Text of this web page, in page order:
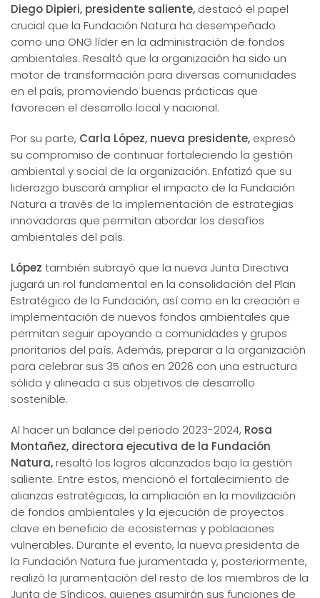
Diego Dipieri, presidente saliente, destacó el papel
crucial que la Fundación Natura ha desempeñado
como una ONG líder en la administración de fondos
ambientales. Resaltó que la organización ha sido un
motor de transformación para diversas comunidades
en el país, promoviendo buenas prácticas que
favorecen el desarrollo local y nacional.
Por su parte, Carla López, nueva presidente, expresó
su compromiso de continuar fortaleciendo la gestión
ambiental y social de la organización. Enfatizó que su
liderazgo buscará ampliar el impacto de la Fundación
Natura a través de la implementación de estrategias
innovadoras que permitan abordar los desafíos
ambientales del país.
López también subrayó que la nueva Junta Directiva
jugará un rol fundamental en la consolidación del Plan
Estratégico de la Fundación, así como en la creación e
implementación de nuevos fondos ambientales que
permitan seguir apoyando a comunidades y grupos
prioritarios del país. Además, preparar a la organización
para celebrar sus 35 años en 2026 con una estructura
sólida y alineada a sus objetivos de desarrollo
sostenible.
Al hacer un balance del periodo 2023-2024, Rosa
Montañez, directora ejecutiva de la Fundación
Natura,resaltó los logros alcanzados bajo la gestión
saliente. Entre estos, mencionó el fortalecimiento de
alianzas estratégicas, la ampliación en la movilización
de fondos ambientales y la ejecución de proyectos
clave en beneficio de ecosistemas y poblaciones
vulnerables. Durante el evento, la nueva presidenta de
la Fundación Natura fue juramentada y, posteriormente,
realizó la juramentación del resto de los miembros de la
Junta de Síndicos, quienes asumirán sus funciones de